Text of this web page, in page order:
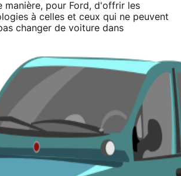
manière, pour Ford, d'offrir les
à celles et ceux qui ne peuvent
changer de voiture dans